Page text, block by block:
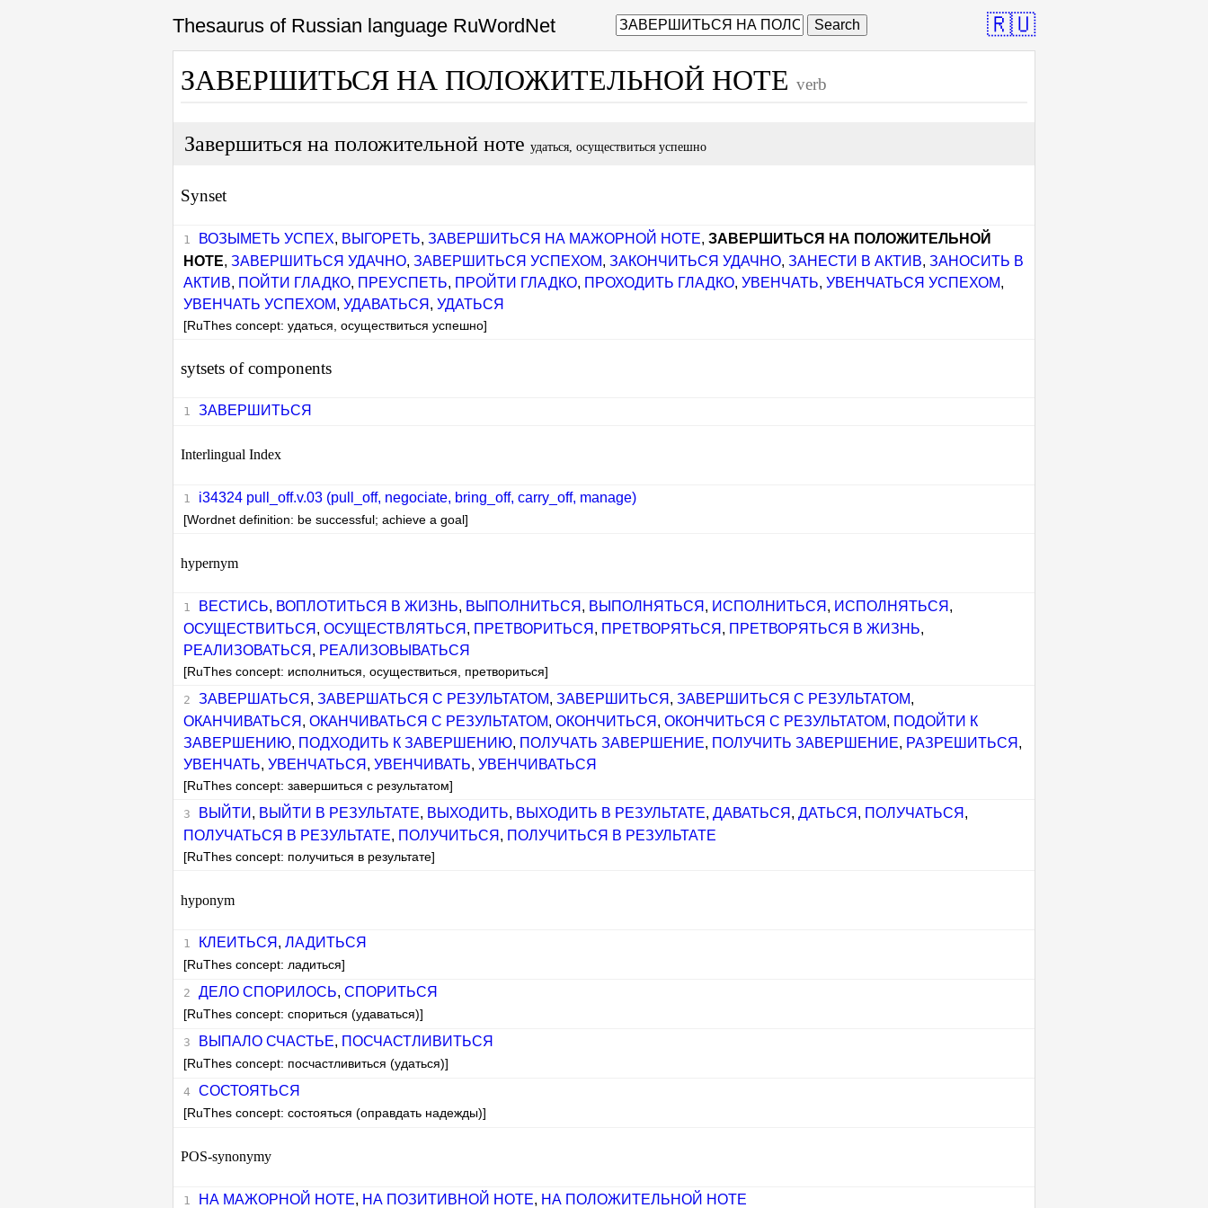
Thesaurus of Russian language RuWordNet Search 🇷🇺
ЗАВЕРШИТЬСЯ НА ПОЛОЖИТЕЛЬНОЙ НОТЕ verb
Завершиться на положительной ноте удаться, осуществиться успешно
Synset
ВОЗЫМЕТЬ УСПЕХ, ВЫГОРЕТЬ, ЗАВЕРШИТЬСЯ НА МАЖОРНОЙ НОТЕ, ЗАВЕРШИТЬСЯ НА ПОЛОЖИТЕЛЬНОЙ
НОТЕ,ЗАВЕРШИТЬСЯ УДАЧНО,ЗАВЕРШИТЬСЯ УСПЕХОМ,ЗАКОНЧИТЬСЯ УДАЧНО,ЗАНЕСТИ В АКТИВ,ЗАНОСИТЬ В
АКТИВ, ПОЙТИ ГЛАДКО, ПРЕУСПЕТЬ, ПРОЙТИ ГЛАДКО, ПРОХОДИТЬ ГЛАДКО,УВЕНЧАТЬ,УВЕНЧАТЬСЯ УСПЕХОМ,
УВЕНЧАТЬ УСПЕХОМ,УДАВАТЬСЯ ,УДАТЬСЯ
[RuThes concept: удаться, осуществиться успешно]
sytsets of components
ЗАВЕРШИТЬСЯ
Interlingual Index
i34324 pull_off.v.03 (pull_off, negociate, bring_off, carry_off, manage)
[Wordnet definition: be successful; achieve a goal]
hypernym
ВЕСТИСЬ, ВОПЛОТИТЬСЯ В ЖИЗНЬ, ВЫПОЛНИТЬСЯ , ВЫПОЛНЯТЬСЯ , ИСПОЛНИТЬСЯ , ИСПОЛНЯТЬСЯ ,
ОСУЩЕСТВИТЬСЯ ,ОСУЩЕСТВЛЯТЬСЯ , ПРЕТВОРИТЬСЯ , ПРЕТВОРЯТЬСЯ , ПРЕТВОРЯТЬСЯ В ЖИЗНЬ,
РЕАЛИЗОВАТЬСЯ , РЕАЛИЗОВЫВАТЬСЯ
[RuThes concept: исполниться, осуществиться, претвориться]
ЗАВЕРШАТЬСЯ , ЗАВЕРШАТЬСЯ С РЕЗУЛЬТАТОМ, ЗАВЕРШИТЬСЯ , ЗАВЕРШИТЬСЯ С РЕЗУЛЬТАТОМ,
ОКАНЧИВАТЬСЯ ,ОКАНЧИВАТЬСЯ С РЕЗУЛЬТАТОМ,ОКОНЧИТЬСЯ ,ОКОНЧИТЬСЯ С РЕЗУЛЬТАТОМ, ПОДОЙТИ К
ЗАВЕРШЕНИЮ, ПОДХОДИТЬ К ЗАВЕРШЕНИЮ, ПОЛУЧАТЬ ЗАВЕРШЕНИЕ, ПОЛУЧИТЬ ЗАВЕРШЕНИЕ, РАЗРЕШИТЬСЯ ,
УВЕНЧАТЬ,УВЕНЧАТЬСЯ ,УВЕНЧИВАТЬ,УВЕНЧИВАТЬСЯ
[RuThes concept: завершиться с результатом]
ВЫЙТИ , ВЫЙТИ В РЕЗУЛЬТАТЕ, ВЫХОДИТЬ, ВЫХОДИТЬ В РЕЗУЛЬТАТЕ, ДАВАТЬСЯ , ДАТЬСЯ , ПОЛУЧАТЬСЯ ,
ПОЛУЧАТЬСЯ В РЕЗУЛЬТАТЕ, ПОЛУЧИТЬСЯ , ПОЛУЧИТЬСЯ В РЕЗУЛЬТАТЕ
[RuThes concept: получиться в результате]
hyponym
КЛЕИТЬСЯ , ЛАДИТЬСЯ
[RuThes concept: ладиться]
ДЕЛО СПОРИЛОСЬ, СПОРИТЬСЯ
[RuThes concept: спориться (удаваться)]
ВЫПАЛО СЧАСТЬЕ, ПОСЧАСТЛИВИТЬСЯ
[RuThes concept: посчастливиться (удаться)]
СОСТОЯТЬСЯ
[RuThes concept: состояться (оправдать надежды)]
POS-synonymy
НА МАЖОРНОЙ НОТЕ, НА ПОЗИТИВНОЙ НОТЕ, НА ПОЛОЖИТЕЛЬНОЙ НОТЕ